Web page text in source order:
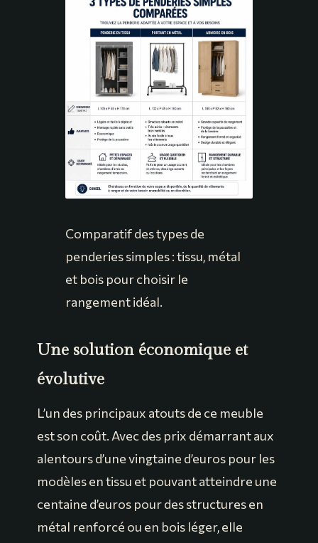
Comparatif des types de
penderies simples : tissu, métal
et bois pour choisir le
rangement idéal.
Une solution économique et
évolutive
L’un des principaux atouts de ce meuble
est son coût. Avec des prix démarrant aux
alentours d’une vingtaine d’euros pour les
modèles en tissu et pouvant atteindre une
centaine d’euros pour des structures en
métal renforcé ou en bois léger, elle